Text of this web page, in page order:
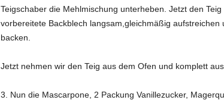
Teigschaber die Mehlmischung unterheben. Jetzt den
vorbereitete Backblech langsam,gleichmäßig aufstreichen
backen.
Jetzt nehmen wir den Teig aus dem Ofen und komplett
3. Nun die Mascarpone, 2 Packung Vanillezucker,